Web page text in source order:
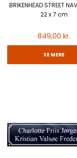
BRIKENHEAD STREET
22 x 7 cm
849,00 kr.
SE MERE